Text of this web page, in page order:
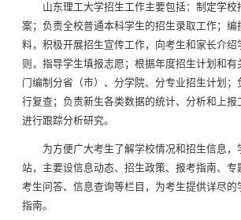
山东理工大学招生工作主要包括：制定学校
案；负责全校普通本科学生的招生录取工作；编
料，积极开展招生宣传工作，向考生和家长介绍
则，指导学生填报志愿；根据年度招生计划和有
门编制分省（市）、分学院、分专业招生计划；
行复查；负责新生各类数据的统计、分析和上报
进行跟踪分析研究。
为方便广大考生了解学校情况和招生信息，
站，主要设信息动态、招生政策、报考指南、专
考生问答、信息查询等栏目，为考生提供详尽的
指南。